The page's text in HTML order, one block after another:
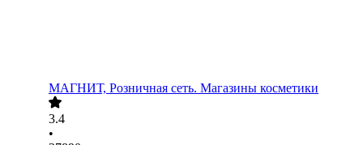
МАГНИТ, Розничная сеть. Магазины косметики
3.4
•